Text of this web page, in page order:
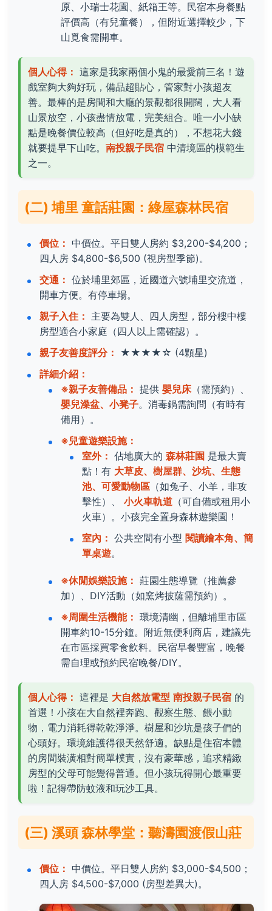
原、小瑞士花園、紙箱王等。民宿本身餐點
評價高（有兒童餐），但附近選擇較少，下
山覓食需開車。
個人心得： 這家是我家兩個小鬼的最愛前三名！遊
戲室夠大夠好玩，備品超貼心，管家對小孩超友
善。最棒的是房間和大廳的景觀都很開闊，大人看
山景放空，小孩盡情放電，完美組合。唯一小小缺
點是晚餐價位較高（但好吃是真的），不想花大錢
就要提早下山吃。 南投親子民宿 中清境區的模範生
之一。
(二) 埔里 童話莊園：綠屋森林民宿
價位： 中價位。平日雙人房約 $3,200-$4,200；
四人房 $4,800-$6,500 (視房型季節)。
交通： 位於埔里郊區，近國道六號埔里交流道，
開車方便。有停車場。
親子入住： 主要為雙人、四人房型，部分樓中樓
房型適合小家庭（四人以上需確認）。
親子友善度評分：
★★★★☆ (4顆星)
詳細介紹：
※親子友善備品： 提供 嬰兒床（需預約）、
嬰兒澡盆、小凳子。消毒鍋需詢問（有時有
備用）。
※兒童遊樂設施：
室外： 佔地廣大的 森林莊園 是最大賣
點！有 大草皮、樹屋群、沙坑、生態
池、可愛動物區 （如兔子、小羊，非攻
擊性）、 小火車軌道 （可自備或租用小
火車）。小孩完全置身森林遊樂園！
室內： 公共空間有小型 閱讀繪本角、簡
單桌遊。
※休閒娛樂設施： 莊園生態導覽（推薦參
加）、DIY活動（如窯烤披薩需預約）。
※周圍生活機能： 環境清幽，但離埔里市區
開車約10-15分鐘。附近無便利商店，建議先
在市區採買零食飲料。民宿早餐豐富，晚餐
需自理或預約民宿晚餐/DIY。
個人心得： 這裡是 大自然放電型 南投親子民宿 的
首選！小孩在大自然裡奔跑、觀察生態、餵小動
物，電力消耗得乾乾淨淨。樹屋和沙坑是孩子們的
心頭好。環境維護得很天然舒適。缺點是住宿本體
的房間裝潢相對簡單樸實，沒有豪華感，追求精緻
房型的父母可能覺得普通。但小孩玩得開心最重要
啦！記得帶防蚊液和玩沙工具。
(三) 溪頭 森林學堂：聽濤園渡假山莊
價位： 中價位。平日雙人房約 $3,000-$4,500；
四人房 $4,500-$7,000 (房型差異大)。